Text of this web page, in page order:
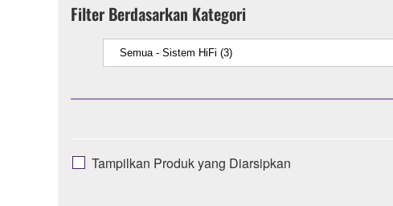
Filter Berdasarkan Kategori
Tampilkan Produk yang Diarsipkan